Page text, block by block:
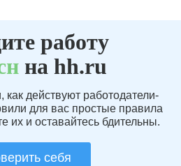
работу
на hh.ru
действуют работодатели-
для вас простые правила
их и оставайтесь бдительны.
себя